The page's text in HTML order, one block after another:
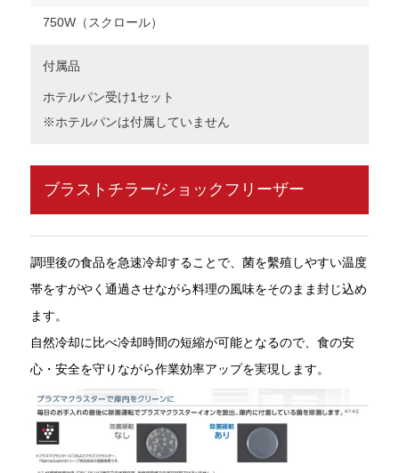
750W（スクロール）
付属品
ホテルパン受け1セット
※ホテルパンは付属していません
ブラストチラー/ショックフリーザー
調理後の食品を急速冷却することで、菌を繫殖しやすい温度
帯をすがやく通過させながら料理の風味をそのまま封じ込め
ます。
自然冷却に比べ冷却時間の短縮が可能となるので、食の安
心・安全を守りながら作業効率アップを実現します。